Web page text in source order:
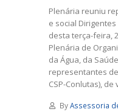
Plenária reuniu
e social
desta terça-feira,
Plenária de
da Água, da
representantes de
CSP-Conlutas),
ByAssessoria